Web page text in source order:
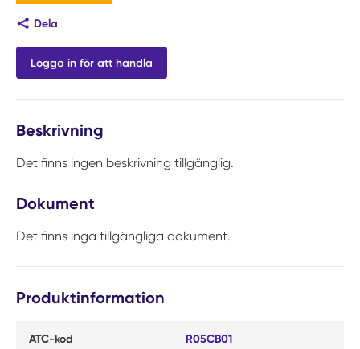
Dela
Logga in för att handla
Beskrivning
Det finns ingen beskrivning tillgänglig.
Dokument
Det finns inga tillgängliga dokument.
Produktinformation
ATC-kod R05CB01